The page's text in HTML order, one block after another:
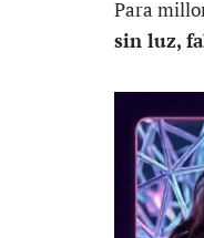
Para
sin luz,